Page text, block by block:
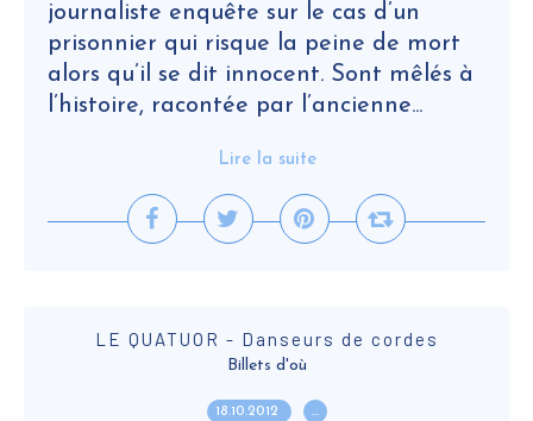
journaliste enquête sur le cas d’un
prisonnier qui risque la peine de mort
alors qu’il se dit innocent. Sont mêlés à
l’histoire, racontée par l’ancienne...
Lire la suite
LE QUATUOR - Danseurs de cordes
Billets d'où
18.10.2012 …